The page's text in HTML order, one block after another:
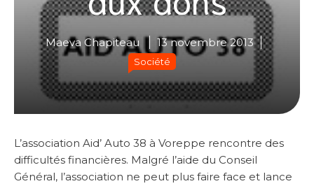
Maeva Chapiteau 13 novembre 2013
Société
L’association Aid’ Auto 38 à Voreppe rencontre des
difficultés financières. Malgré l’aide du Conseil
Général, l’association ne peut plus faire face et lance